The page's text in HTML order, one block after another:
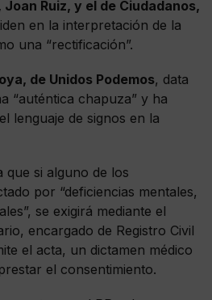
Joan Ruiz, y el de Ciudadanos,
en la interpretación de la
una “rectificación”.
de Unidos Podemos, data
“auténtica chapuza” y ha
lenguaje de signos en la
que si alguno de los
por “deficiencias mentales,
se exigirá mediante el
encargado de Registro Civil
el acta, un dictamen médico
el consentimiento.